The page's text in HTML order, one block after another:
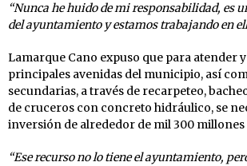
“Nunca he huido de mi responsabilidad, es
del ayuntamiento y estamos trabajando en
Lamarque Cano expuso que para atender
principales avenidas del municipio, así
secundarias, a través de recarpeteo,
de cruceros con concreto hidráulico, se
inversión de alrededor de mil 300 millones
“Ese recurso no lo tiene el ayuntamiento,